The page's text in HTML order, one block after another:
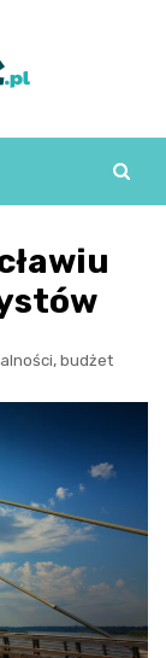
, budżet